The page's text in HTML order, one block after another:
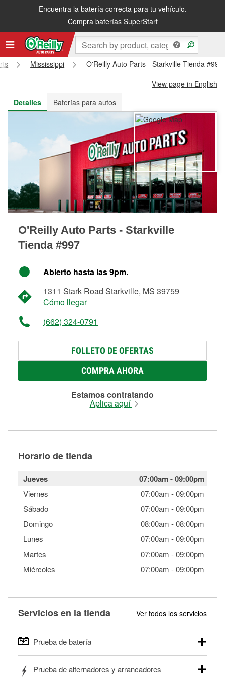
Encuentra la batería correcta para tu vehículo.
Compra baterías SuperStart
Recibe tu orden gratis al día siguiente o recógela en la tienda
Mississippi
O'Reilly Auto Parts - Starkville Tienda #997
View page in English
Detalles
Baterías para autos
O'Reilly Auto Parts - Starkville
Tienda #997
Abierto hasta las 9pm.
1311 Stark Road Starkville, MS 39759
Cómo llegar
(662) 324-0791
FOLLETO DE OFERTAS
COMPRA AHORA
Estamos contratando
Aplica aquí
Horario de tienda
Jueves 07:00am-09:00pm
Viernes 07:00am -09:00pm
Sábado
07:00am -09:00pm
Domingo
08:00am -08:00pm
Lunes
07:00am -09:00pm
Martes
07:00am -09:00pm
Miércoles
07:00am -09:00pm
Servicios en la tienda Ver todos los servicios
Prueba de batería
autos, camionetas, SUVs, vehículos comerciales y
Prueba de alternadores y arrancadores